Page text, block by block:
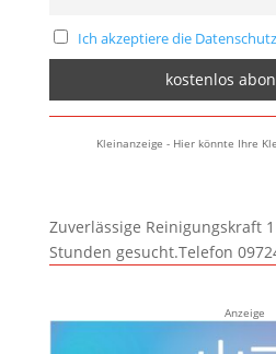
Ich akzeptiere die
Kleinanzeige - Hier könnte Ihre
Zuverlässige Reinigungskraft
Stunden gesucht.Telefon
Anzeige